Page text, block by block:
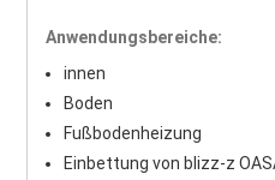
Anwendungsbereiche:
innen
Boden
Fußbodenheizung
Einbettung von blizz-z